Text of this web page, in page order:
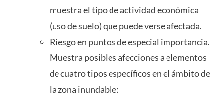
muestra el tipo de actividad económica
(uso de suelo) que puede verse afectada.
Riesgo en puntos de especial importancia.
Muestra posibles afecciones a elementos
de cuatro tipos específicos en el ámbito de
la zona inundable: